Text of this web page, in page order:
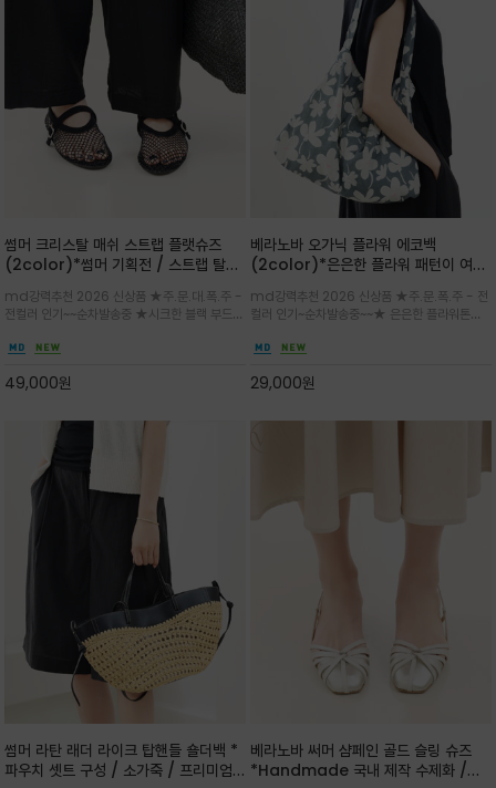
썸머 크리스탈 매쉬 스트랩 플랫슈즈
(2color)*썸머 기획전 / 스트랩 탈착
세한 메쉬 짜임 위로 은은하게 반짝이는
크리스탈 디테일을 더한 플랫슈즈
md강력추천 2026 신상품 ★주.문.대.폭.주 -
전컬러 인기~~순차발송중 ★시크한 블랙 부드러
하게 좋으며 가볍고 시원해 데일리 만능 아이템 /
49,000원
베라노바 오가닉 플라워 에코백
(2color)*은은한 플라워 패턴이 여름
코백
md강력추천 2026 신상품 ★주.문.폭.주 - 전
컬러 인기~순차발송중~~★ 은은한 플라워톤이
고급스럽게 내추럴한 감성의 천연 오가닉 코튼소
해져 완성
29,000원
썸머 라탄 래더 라이크 탑핸들 숄더백 *
파우치 셋트 구성 / 소가죽 / 프리미엄
베라노바 써머 샴페인 골드 슬링 슈즈
*Handmade 국내 제작 수제화 /은